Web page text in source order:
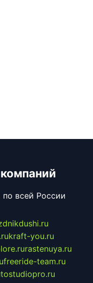
по всей России
kraft-you.ru
rastenuya.ru
freeride-team.ru